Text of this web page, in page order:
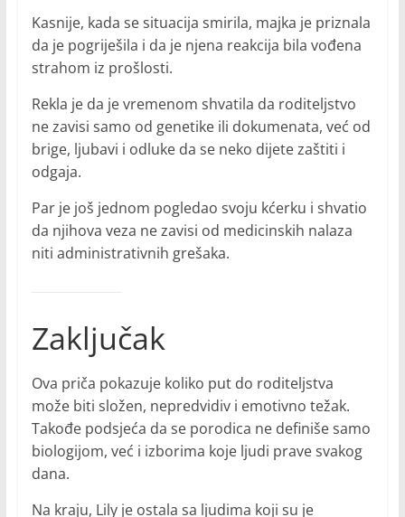
Kasnije, kada se situacija smirila, majka je priznala
da je pogriješila i da je njena reakcija bila vođena
strahom iz prošlosti.
Rekla je da je vremenom shvatila da roditeljstvo
ne zavisi samo od genetike ili dokumenata, već od
brige, ljubavi i odluke da se neko dijete zaštiti i
odgaja.
Par je još jednom pogledao svoju kćerku i shvatio
da njihova veza ne zavisi od medicinskih nalaza
niti administrativnih grešaka.
Zaključak
Ova priča pokazuje koliko put do roditeljstva
može biti složen, nepredvidiv i emotivno težak.
Takođe podsjeća da se porodica ne definiše samo
biologijom, već i izborima koje ljudi prave svakog
dana.
Na kraju, Lily je ostala sa ljudima koji su je